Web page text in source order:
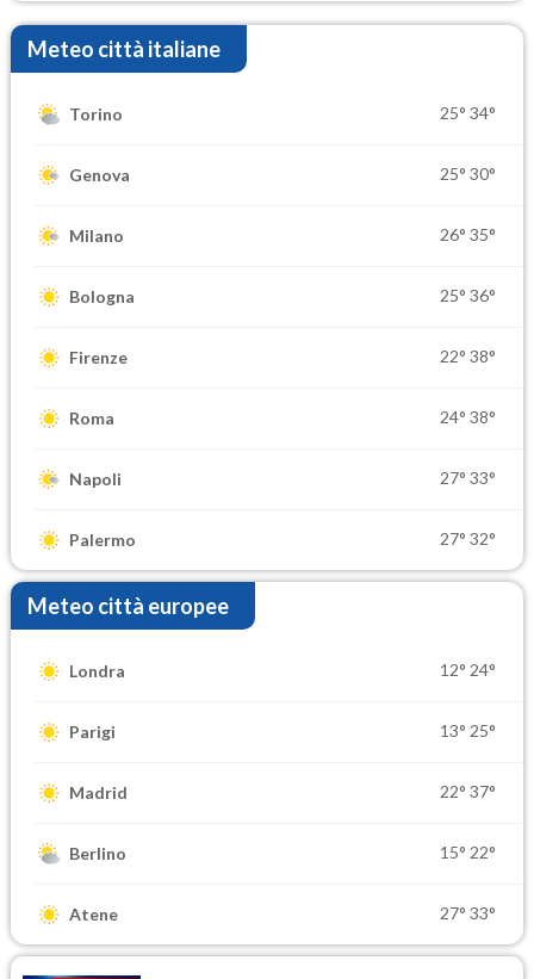
Meteo città italiane
Torino 25° 34°
Genova 25° 30°
Milano 26° 35°
Bologna 25° 36°
Firenze 22° 38°
Roma 24° 38°
Napoli 27° 33°
Palermo 27° 32°
Meteo città europee
Londra 12° 24°
Parigi 13° 25°
Madrid 22° 37°
Berlino 15° 22°
Atene 27° 33°